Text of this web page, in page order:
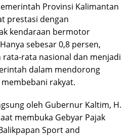
Provinsi Kalimantan
prestasi dengan
kendaraan bermotor
sebesar 0,8 persen,
rata-rata nasional dan menjadi
dalam mendorong
rakyat.
oleh Gubernur Kaltim, H.
membuka Gebyar Pajak
Sport and